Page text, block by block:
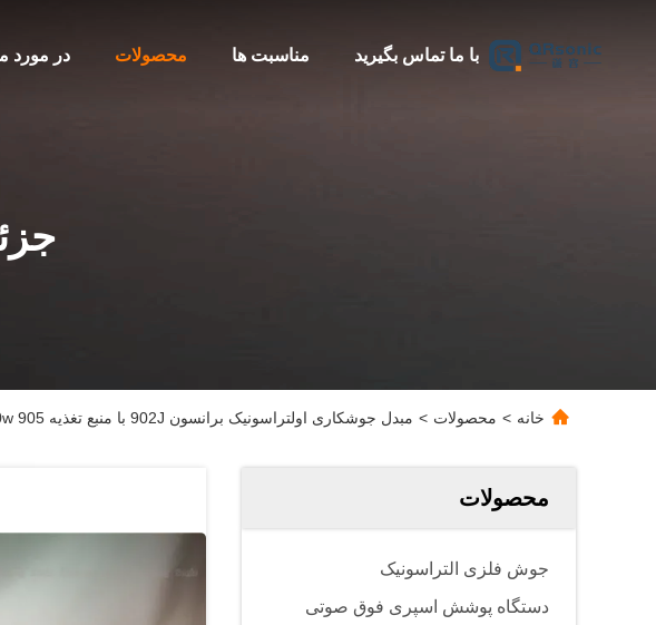
در مورد محصولات مناسبت ها با ما تماس بگیرید
خانه > محصولات > مبدل جوشکاری اولتراسونیک برانسون 902J با منبع تغذیه 905 1000w و پرس سری مدل 900 سری
محصولات
جوش فلزی التراسونیک
دستگاه پوشش اسپری فوق صوتی